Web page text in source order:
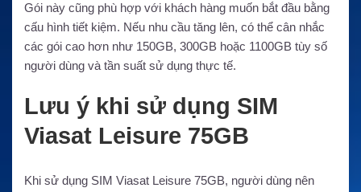
Gói này cũng phù hợp với khách hàng muốn bắt đầu bằng
cấu hình tiết kiệm. Nếu nhu cầu tăng lên, có thể cân nhắc
các gói cao hơn như 150GB, 300GB hoặc 1100GB tùy số
người dùng và tần suất sử dụng thực tế.
Lưu ý khi sử dụng SIM
Viasat Leisure 75GB
Khi sử dụng SIM Viasat Leisure 75GB, người dùng nên